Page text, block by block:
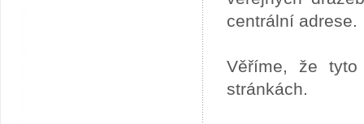
centrální adrese.
Věříme, že
stránkách.